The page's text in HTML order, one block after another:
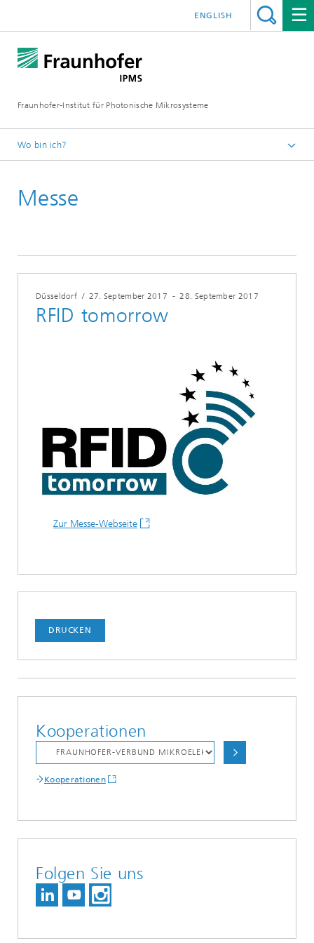
Fraunhofer-Institut für Photonische Mikrosysteme
ENGLISH
Wo bin ich?
Messe
Düsseldorf / 27. September 2017 -28. September 2017
RFID tomorrow
Zur Messe-Webseite
DRUCKEN
Kooperationen
Kooperationen
Folgen Sie uns